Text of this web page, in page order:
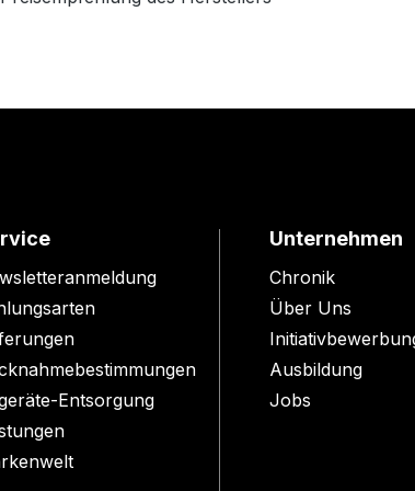
Entsorgung
Unternehmen
Chronik
Über Uns
Ausbildung
Jobs